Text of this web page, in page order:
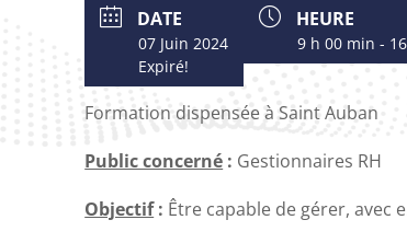
DATE
07 Juin 2024
Expiré!
HEURE
9 h 00 min -
Formation dispensée à Saint Auban
Public concerné : Gestionnaires RH
Objectif : Être capable de gérer, avec